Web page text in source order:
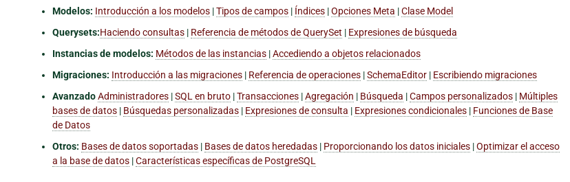
Modelos: Introducción a los modelos |Tipos de campos | Índices |Opciones Meta |Clase Model
Querysets:Haciendo consultas | Referencia de métodos de QuerySet | Expresiones de búsqueda
Instancias de modelos: Métodos de las instancias |Accediendo a objetos relacionados
Migraciones: Introducción a las migraciones | Referencia de operaciones |SchemaEditor | Escribiendo migraciones
AvanzadoAdministradores |SQL en bruto |Transacciones |Agregación | Búsqueda |Campos personalizados | Múltiples
bases de datos | Búsquedas personalizadas | Expresiones de consulta | Expresiones condicionales | Funciones de Base
de Datos
Otros: Bases de datos soportadas | Bases de datos heredadas | Proporcionando los datos iniciales |Optimizar el acceso
a la base de datos |Características específicas de PostgreSQL